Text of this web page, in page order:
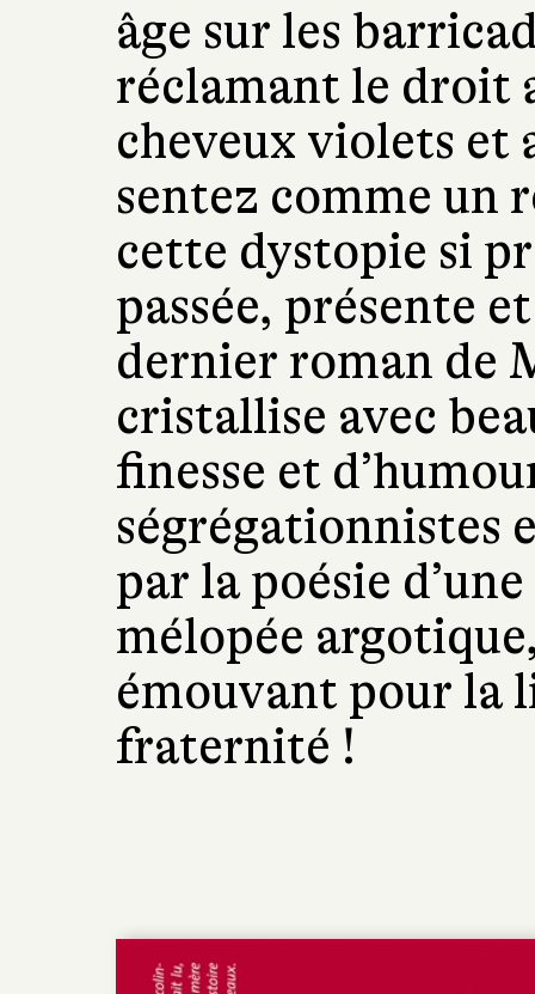
âge sur les
réclamant le droit
cheveux violets et
sentez comme un
cette dystopie si
passée, présente
dernier roman de
cristallise avec
finesse et
ségrégationnistes
par la poésie
mélopée
émouvant pour la
fraternité !